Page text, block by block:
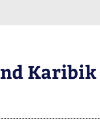
Karibik